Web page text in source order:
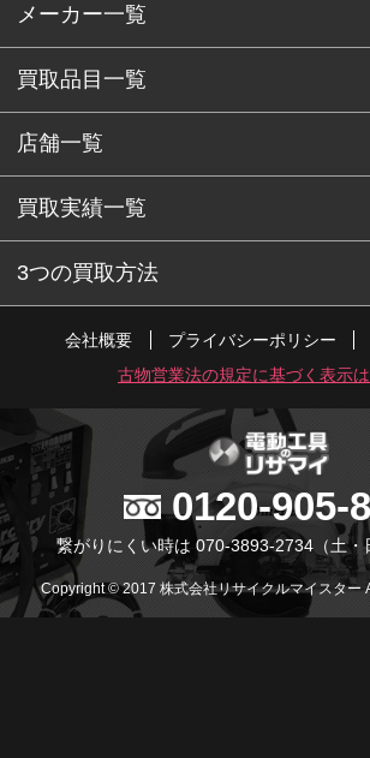
メーカー一覧
買取品目一覧
店舗一覧
買取実績一覧
3つの買取方法
会社概要 プライバシーポリシー
古物営業法の規定に基づく表示
0120-905-
繋がりにくい時は 070-3893-2734 （土
Copyright © 2017 株式会社リサイクルマイスター